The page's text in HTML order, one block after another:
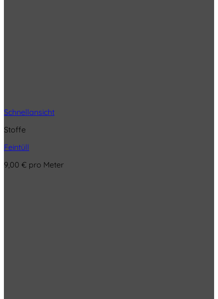
Schnellansicht
Stoffe
Feintüll
9,00 € pro Meter